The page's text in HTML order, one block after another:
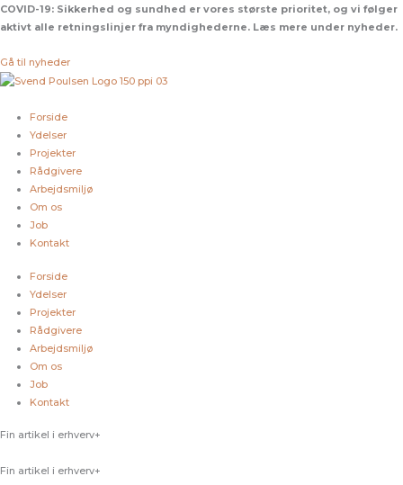
Gå
til
COVID-19: Sikkerhed og sundhed er vores største prioritet, og vi følger
aktivt alle retningslinjer fra myndighederne. Læs mere under nyheder.
Gå til nyheder
Forside
Ydelser
Projekter
Rådgivere
Arbejdsmiljø
Om os
Job
Kontakt
Forside
Ydelser
Projekter
Rådgivere
Arbejdsmiljø
Om os
Job
Kontakt
Fin artikel i erhverv+
Fin artikel i erhverv+